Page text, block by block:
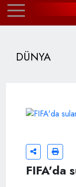
DÜNYA
FIFA'da